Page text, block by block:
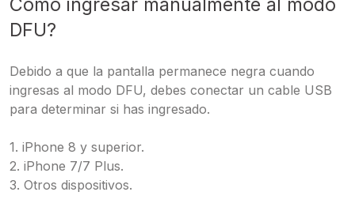
DFU?
Debido a que la pantalla permanece negra cuando
ingresas al modo DFU, debes conectar un cable USB
para determinar si has ingresado.
1. iPhone 8 y superior.
2. iPhone 7/7 Plus.
3. Otros dispositivos.